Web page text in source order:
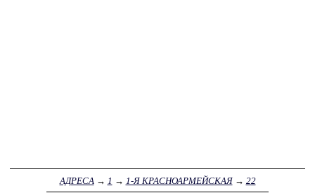
АДРЕСА → 1 → 1-Я КРАСНОАРМЕЙСКАЯ→ 22